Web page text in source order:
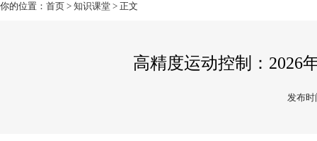
你的位置： 首页 > 知识课堂 > 正文
高精度运动控制：2026
发布时